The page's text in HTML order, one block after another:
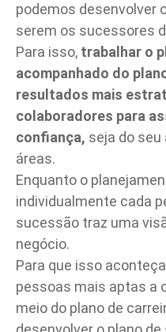
podemos desenvolver
serem os sucessores
Para isso, trabalhar o
acompanhado do
resultados mais
colaboradores para
confiança, seja do
áreas.
Enquanto o
individualmente cada
sucessão traz uma
negócio.
Para que isso
pessoas mais aptas a
meio do plano de